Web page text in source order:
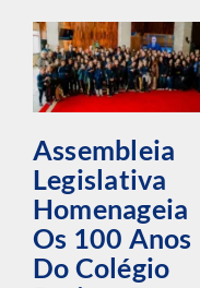
Assembleia
Legislativa
Homenageia
Os 100 Anos
Do Colégio